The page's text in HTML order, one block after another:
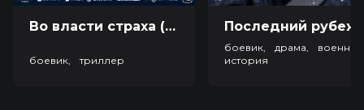
Во власти страха (18+)
боевик, триллер
боевик, драма,
история